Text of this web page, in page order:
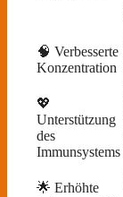
🧠 Verbesserte
Konzentration
💖
Unterstützung
des
Immunsystems
🌟 Erhöhte